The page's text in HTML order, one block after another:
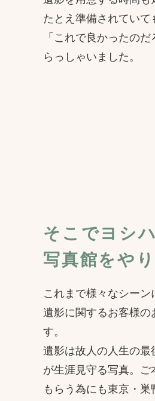
たとえ準備されてい
「これで良かったの
らっしゃいました。
そこでヨシ
写真館をやり
これまで様々なシーン
遺影に関するお客様の
す。
遺影は故人の人生の
が生涯見守る写真。
もらう為にも東京・